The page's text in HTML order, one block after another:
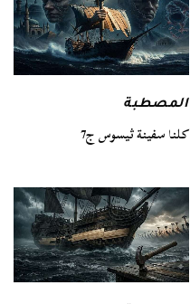
المصطبة
كلنا سفينة ثيسوس ج7